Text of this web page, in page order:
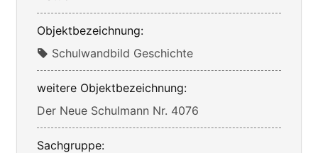
Objektbezeichnung:
Schulwandbild Geschichte
weitere Objektbezeichnung:
Der Neue Schulmann Nr. 4076
Sachgruppe: